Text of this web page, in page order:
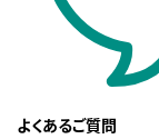
よくあるご質問